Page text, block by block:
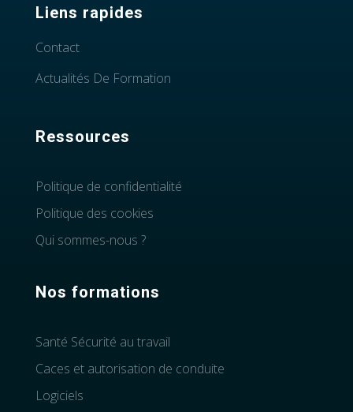
Liens rapides
Contact
Actualités De Formation
Ressources
Politique de confidentialité
Politique des cookies
Qui sommes-nous ?
Nos formations
Santé Sécurité au travail
Caces et autorisation de conduite
Logiciels